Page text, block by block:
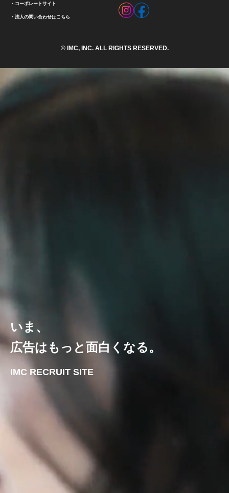
コーポレートサイト
法人の問い合わせはこちら
© IMC, INC. ALL RIGHTS RESERVED.
いま、
広告はもっと面白くなる。
IMC RECRUIT SITE